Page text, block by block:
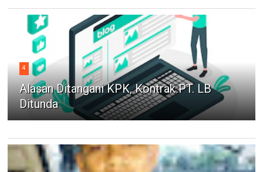
4
Alasan Ditangani KPK, Kontrak PT. LB
Ditunda